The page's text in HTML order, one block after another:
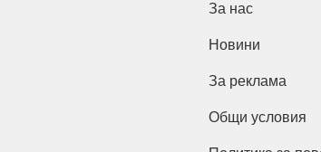
За нас
Новини
За реклама
Общи условия